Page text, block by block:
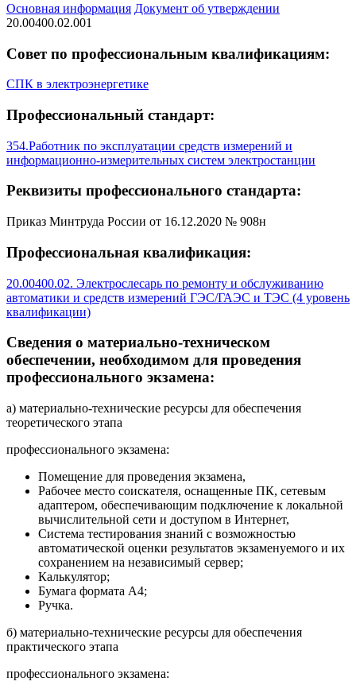
Основная информация Документ об утверждении
20.00400.02.001
Совет по профессиональным квалификациям:
СПК в электроэнергетике
Профессиональный стандарт:
354.Работник по эксплуатации средств измерений и
информационно-измерительных систем электростанции
Реквизиты профессионального стандарта:
Приказ Минтруда России от 16.12.2020 № 908н
Профессиональная квалификация:
20.00400.02. Электрослесарь по ремонту и обслуживанию
автоматики и средств измерений ГЭС/ГАЭС и ТЭС (4 уровень
квалификации)
Сведения о материально-техническом
обеспечении, необходимом для проведения
профессионального экзамена:
а) материально-технические ресурсы для обеспечения
теоретического этапа
профессионального экзамена:
Помещение для проведения экзамена,
Рабочее место соискателя, оснащенные ПК, сетевым
адаптером, обеспечивающим подключение к локальной
вычислительной сети и доступом в Интернет,
Система тестирования знаний с возможностью
автоматической оценки результатов экзаменуемого и их
сохранением на независимый сервер;
Калькулятор;
Бумага формата А4;
Ручка.
б) материально-технические ресурсы для обеспечения
практического этапа
профессионального экзамена: